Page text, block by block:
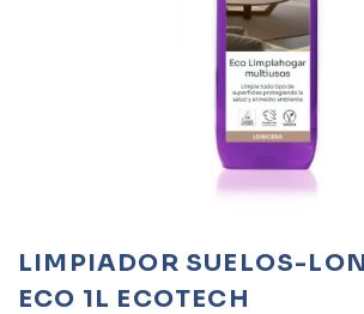
LIMPIADOR SUELOS-
ECO 1L ECOTECH